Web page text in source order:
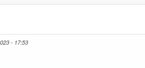
- 17:53